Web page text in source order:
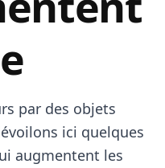
par des objets
ici quelques
augmentent les